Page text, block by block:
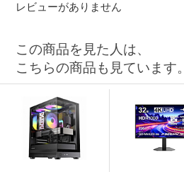
レビューがありません
この商品を見た人は、
こちらの商品も見ています。